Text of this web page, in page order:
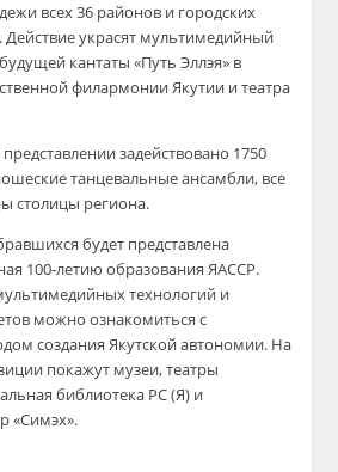
всех 36 районов и городских
Действие украсят мультимедийный
кантаты «ПутьЭллэя» в
филармонии Якутии и театра
задействовано 1750
танцевальные ансамбли, все
столицы региона.
будет представлена
100-летию образования ЯАССР.
технологий и
можно ознакомиться с
создания Якутской автономии. На
покажут музеи, театры
библиотека РС (Я) и
«Симэх».